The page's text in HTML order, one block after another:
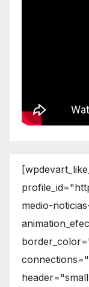
medio-